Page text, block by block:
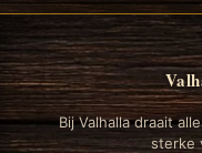
Bij Valhalla draait
sterke